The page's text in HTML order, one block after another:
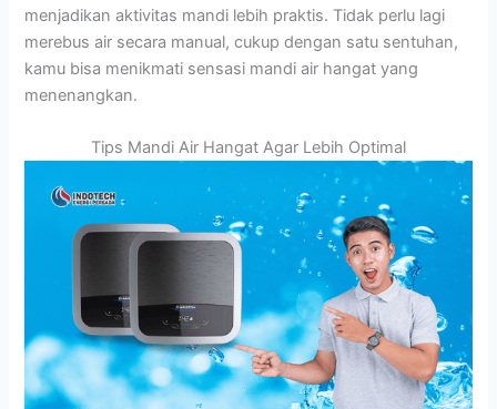
menjadikan aktivitas mandi lebih praktis. Tidak perlu lagi
merebus air secara manual, cukup dengan satu sentuhan,
kamu bisa menikmati sensasi mandi air hangat yang
menenangkan.
Tips Mandi Air Hangat Agar Lebih Optimal